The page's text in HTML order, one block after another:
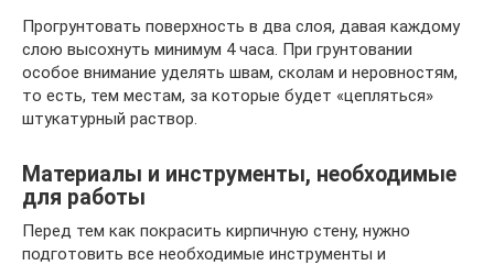
Прогрунтовать поверхность в два слоя, давая каждому
слою высохнуть минимум 4 часа. При грунтовании
особое внимание уделять швам, сколам и неровностям,
то есть, тем местам, за которые будет «цепляться»
штукатурный раствор.
Материалы и инструменты, необходимые
для работы
Перед тем как покрасить кирпичную стену, нужно
подготовить все необходимые инструменты и